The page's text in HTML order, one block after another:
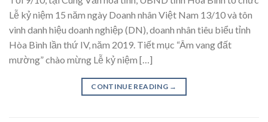
Lễ kỷ niệm 15 năm ngày Doanh nhân Việt Nam 13/10 và tôn
vinh danh hiệu doanh nghiệp (DN), doanh nhân tiêu biểu tỉnh
Hòa Bình lần thứ IV, năm 2019. Tiết mục “Âm vang đất
mường” chào mừng Lễ kỷ niệm […]
CONTINUE READING →